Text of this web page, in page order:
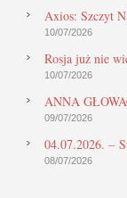
Axios: Szczyt
10/07/2026
Rosja już nie
10/07/2026
ANNA
09/07/2026
04.07.2026. –
08/07/2026